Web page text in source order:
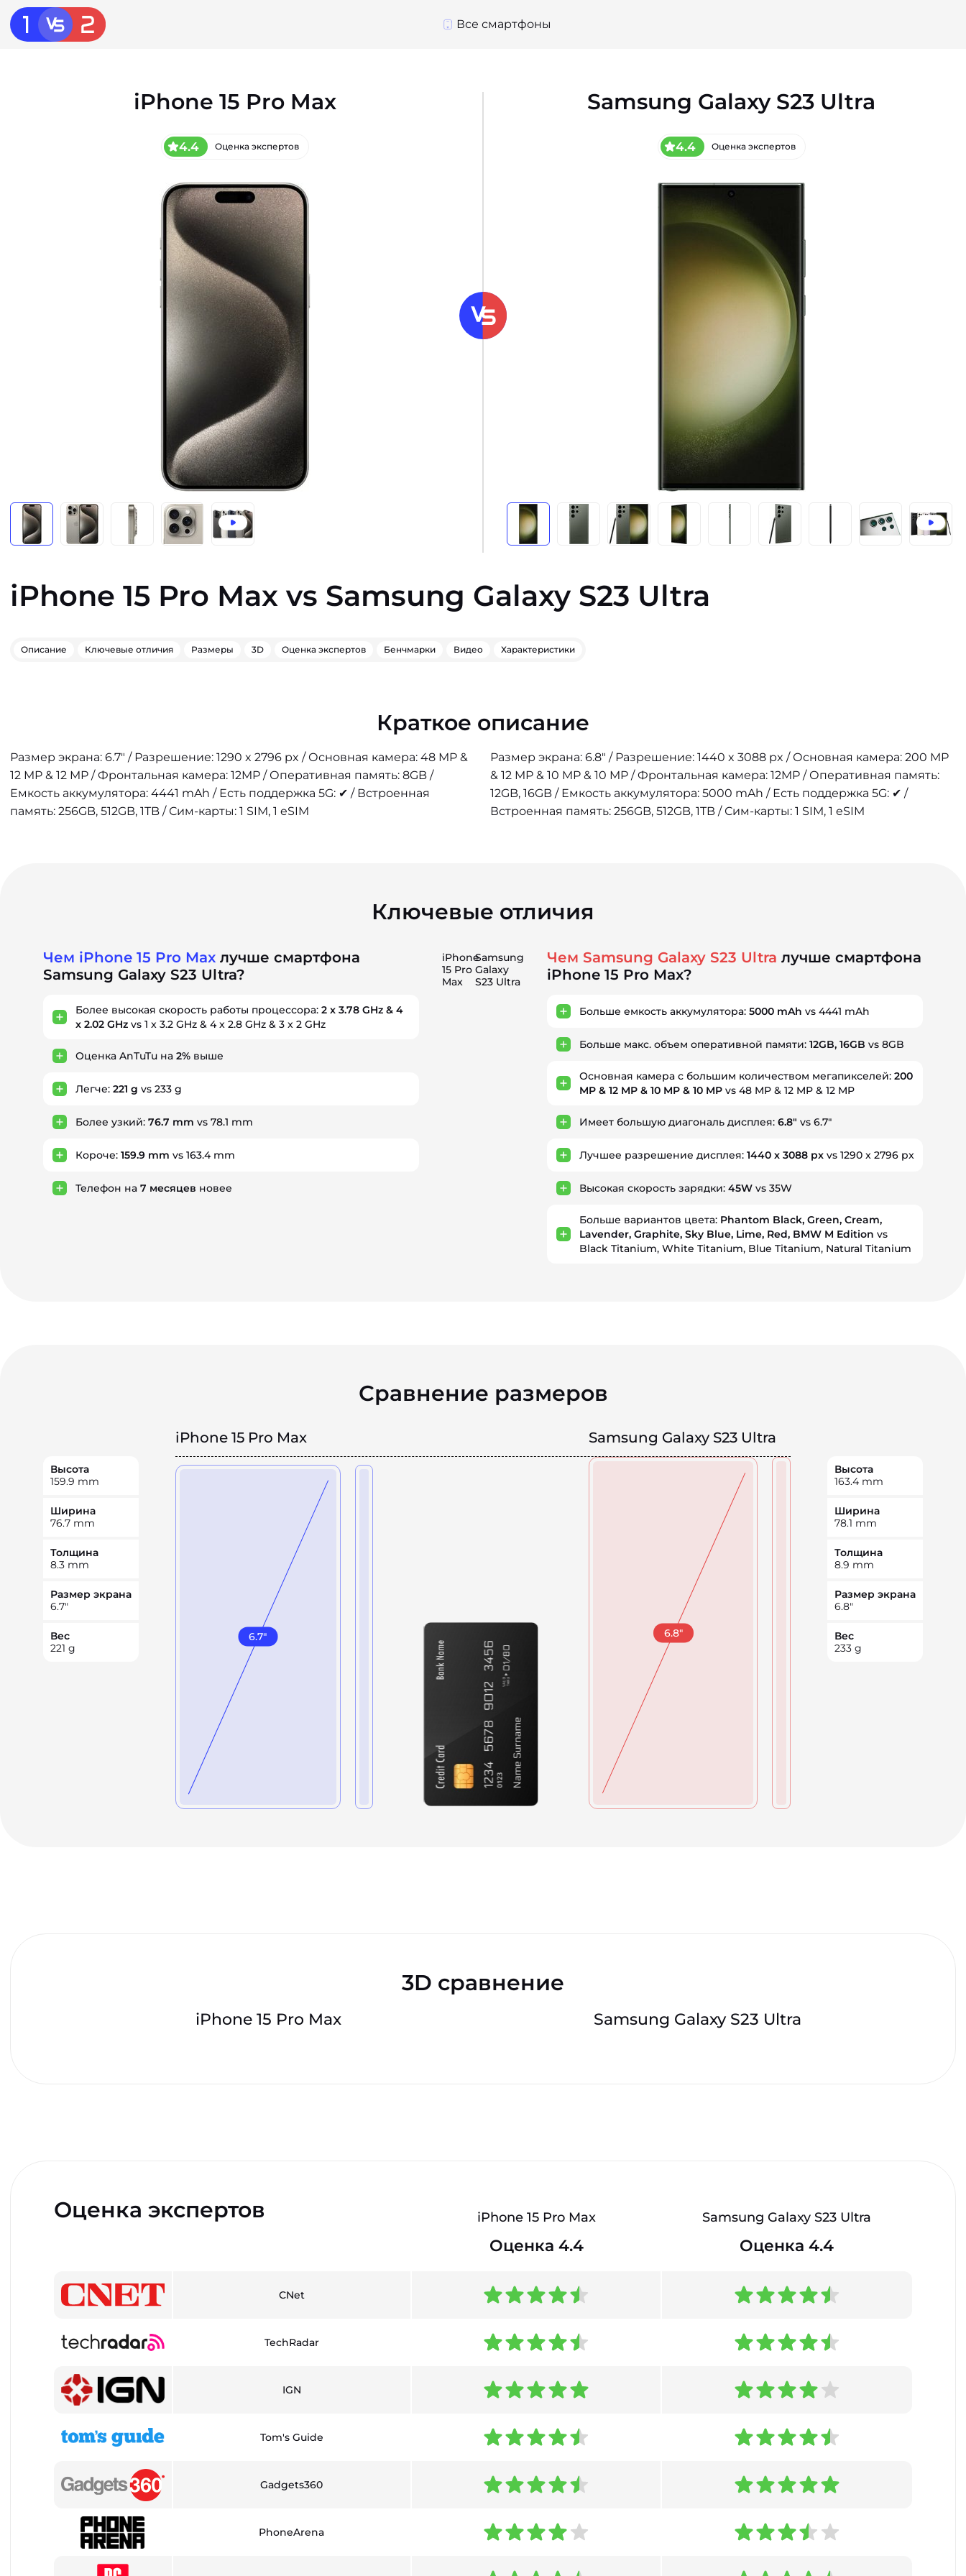
Все смартфоны
iPhone 15 Pro Max
4.4 Оценка экспертов
Samsung Galaxy S23 Ultra
4.4 Оценка экспертов
iPhone 15 Pro Max vs Samsung Galaxy S23 Ultra
Описание Ключевые отличия Размеры 3D Оценка экспертов Бенчмарки Видео Характеристики
Краткое описание
Размер экрана: 6.7" / Разрешение: 1290 x 2796 px / Основная камера: 48 MP &
12 MP & 12 MP / Фронтальная камера: 12MP / Оперативная память: 8GB /
Емкость аккумулятора: 4441 mAh / Есть поддержка 5G: ✔ / Встроенная
память: 256GB, 512GB, 1TB / Сим-карты: 1 SIM, 1 eSIM
Размер экрана: 6.8" / Разрешение: 1440 x 3088 px / Основная камера: 200 MP
& 12 MP & 10 MP & 10 MP / Фронтальная камера: 12MP / Оперативная память:
12GB, 16GB / Емкость аккумулятора: 5000 mAh / Есть поддержка 5G: ✔ /
Встроенная память: 256GB, 512GB, 1TB / Сим-карты: 1 SIM, 1 eSIM
Ключевые отличия
Чем iPhone 15 Pro Max лучше смартфона
Samsung Galaxy S23 Ultra?
Более высокая скорость работы процессора: 2 x 3.78 GHz & 4
x 2.02 GHz vs 1 x 3.2 GHz & 4 x 2.8 GHz & 3 x 2 GHz
Оценка AnTuTu на 2% выше
Легче: 221 g vs 233 g
Более узкий: 76.7 mm vs 78.1 mm
Короче: 159.9 mm vs 163.4 mm
Телефон на 7 месяцев новее
iPhone
15 Pro
Max
Samsung
Galaxy
S23 Ultra
Чем Samsung Galaxy S23 Ultra лучше смартфона
iPhone 15 Pro Max?
Больше емкость аккумулятора:5000 mAh vs 4441 mAh
Больше макс. объем оперативной памяти:12GB, 16GB vs 8GB
Основная камера с большим количеством мегапикселей:200
MP & 12 MP & 10 MP & 10 MP vs 48 MP & 12 MP & 12 MP
Имеет большую диагональ дисплея:6.8" vs 6.7"
Лучшее разрешение дисплея:1440 x 3088 px vs 1290 x 2796 px
Высокая скорость зарядки:45W vs 35W
Больше вариантов цвета: Phantom Black, Green, Cream,
Lavender, Graphite, Sky Blue, Lime, Red, BMW M Edition vs
Black Titanium, White Titanium, Blue Titanium, Natural Titanium
Сравнение размеров
iPhone 15 Pro Max Samsung Galaxy S23 Ultra
Высота
159.9 mm
Ширина
76.7 mm
Толщина
8.3 mm
Размер экрана
6.7"
Вес
221 g
6.7" 6.8"
Высота
163.4 mm
Ширина
78.1 mm
Толщина
8.9 mm
Размер экрана
6.8"
Вес
233 g
3D сравнение
iPhone 15 Pro Max Samsung Galaxy S23 Ultra
Оценка экспертов iPhone 15 Pro Max Samsung Galaxy S23 Ultra
Оценка 4.4 Оценка 4.4
CNet
TechRadar
IGN
Tom's Guide
Gadgets360
PhoneArena